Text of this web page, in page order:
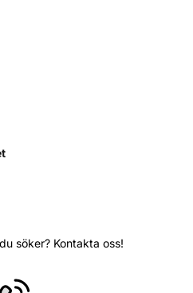
söker? Kontakta oss!